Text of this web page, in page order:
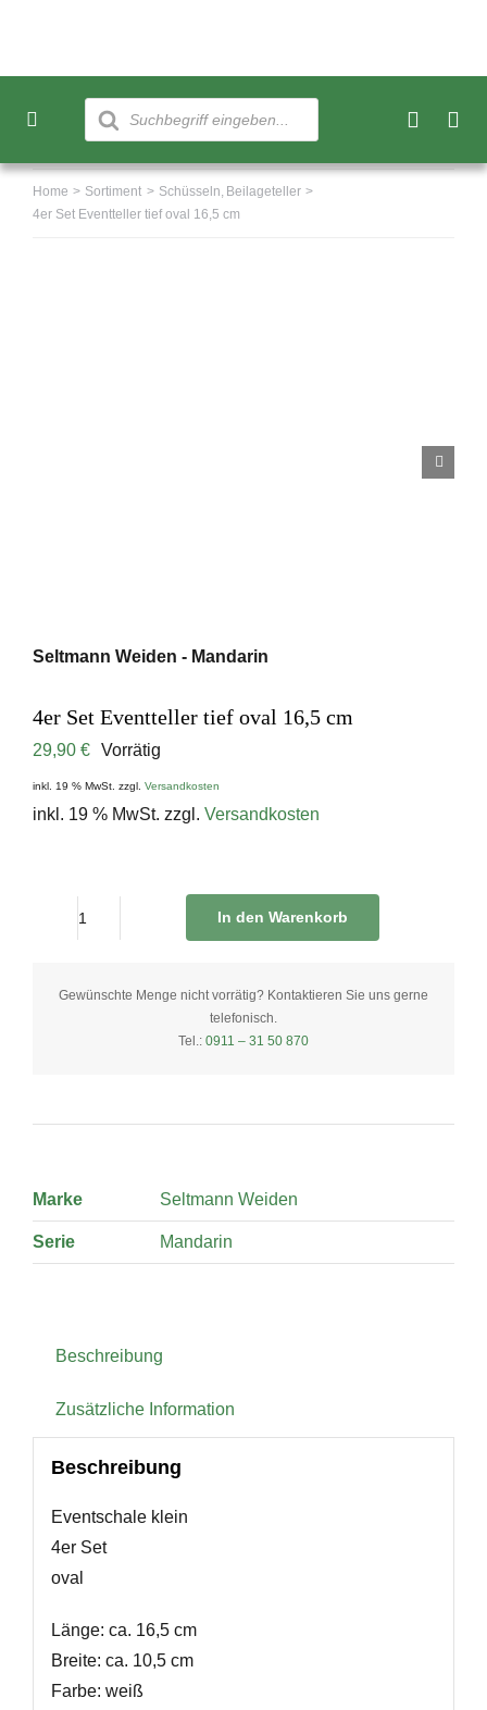
content
Products
search
Toggle
Neu
Home Sortiment Schüsseln Beilageteller
4er Set Eventteller tief oval 16,5 cm
Seltmann Weiden - Mandarin
4er Set Eventteller tief oval 16,5 cm
29,90 € Vorrätig
inkl. 19 % MwSt. zzgl. Versandkosten
inkl. 19 % MwSt. zzgl. Versandkosten
Eventteller
In den Warenkorb
Gewünschte Menge nicht vorrätig? Kontaktieren Sie uns gerne
telefonisch.
Tel.: 0911 – 31 50 870
Marke Seltmann Weiden
Serie Mandarin
Beschreibung
Zusätzliche Information
Beschreibung
Eventschale klein
4er Set
oval
Länge: ca. 16,5 cm
Breite: ca. 10,5 cm
Farbe: weiß